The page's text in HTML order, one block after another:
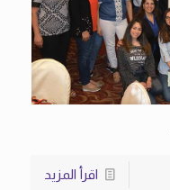
اقرأ المزيد